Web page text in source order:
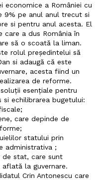
economice a României cu
9% pe anul anul trecut si
si pentru anul acesta. El
care a dus România în
să o scoată la liman.
rolul președintelui să
si adaugă că este
acesta fiind un
de reforme.
esențiale pentru
si echilibrarea bugetului:
care depinde de
statului prin
administrativa ;
de stat, care sunt
la guvernare.
Crin Antonescu care